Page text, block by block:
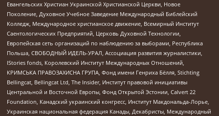
Евангельских Христиан Украинской Христианской Церкви, Новое
Поколение, Духовное Учебное Заведение Международный Библейский
Колледж, Международное христианское движение, Всемирный Институт
Саентологических Предприятий, Церковь Духовной Технологии,
Европейская сеть организаций по наблюдению за выборами, Республика
Польша, СВОБОДНЫЙ ИДЕЛЬ-УРАЛ, Ассоциация развития журналистики,
IStories fonds, Королевский Институт Международных Отношений,
КРИМСЬКА ПРАВОЗАХИСНА ГРУПА, Фонд имени Генриха Бёлля, Stichting
Bellingcat, Bellingcat Ltd, The Insider, Институт правовой инициативы
Центральной и Восточной Европы, Фонд Открытой Эстонии, Calvert 22
Foundation, Канадский украинский конгресс, Институт Макдональда-Лорье,
Украинская национальная федерация Канады, Декабристы, Международный